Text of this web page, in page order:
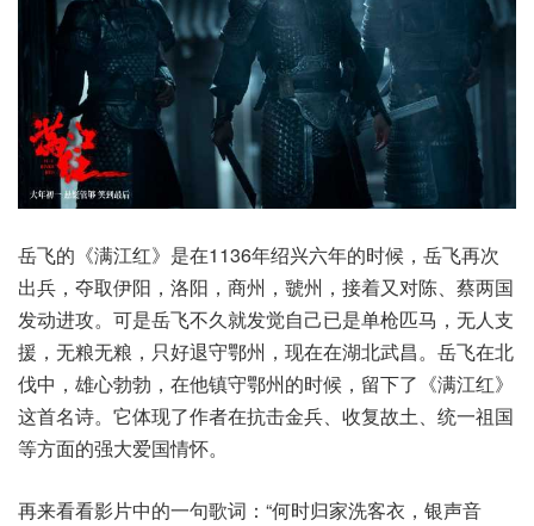
岳飞的《满江红》是在1136年绍兴六年的时候，岳飞再次
出兵，夺取伊阳，洛阳，商州，虢州，接着又对陈、蔡两国
发动进攻。可是岳飞不久就发觉自己已是单枪匹马，无人支
援，无粮无粮，只好退守鄂州，现在在湖北武昌。岳飞在北
伐中，雄心勃勃，在他镇守鄂州的时候，留下了《满江红》
这首名诗。它体现了作者在抗击金兵、收复故土、统一祖国
等方面的强大爱国情怀。
再来看看影片中的一句歌词：“何时归家洗客衣，银声音